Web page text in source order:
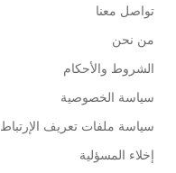
تواصل معنا
من نحن
الشروط والأحكام
سياسة الخصوصية
سياسة ملفات تعريف الإرتباط
إخلاء المسؤلية